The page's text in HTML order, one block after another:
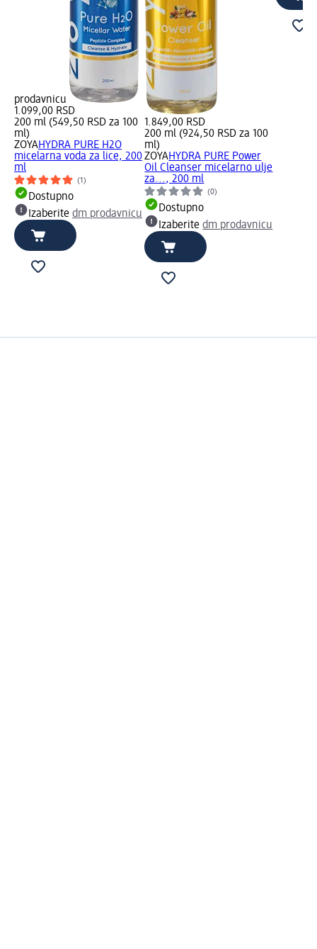
prodavnicu
1.099,00 RSD
200 ml (549,50 RSD za 100
ml)
ZOYAHYDRA PURE H2O
micelarna voda za lice, 200
ml
(1)
Dostupno
Izaberite dm prodavnicu
1.849,00 RSD
200 ml (924,50 RSD za 100
ml)
ZOYAHYDRA PURE Power
Oil Cleanser micelarno ulje
za..., 200 ml
(0)
Dostupno
Izaberitedm prodavnicu